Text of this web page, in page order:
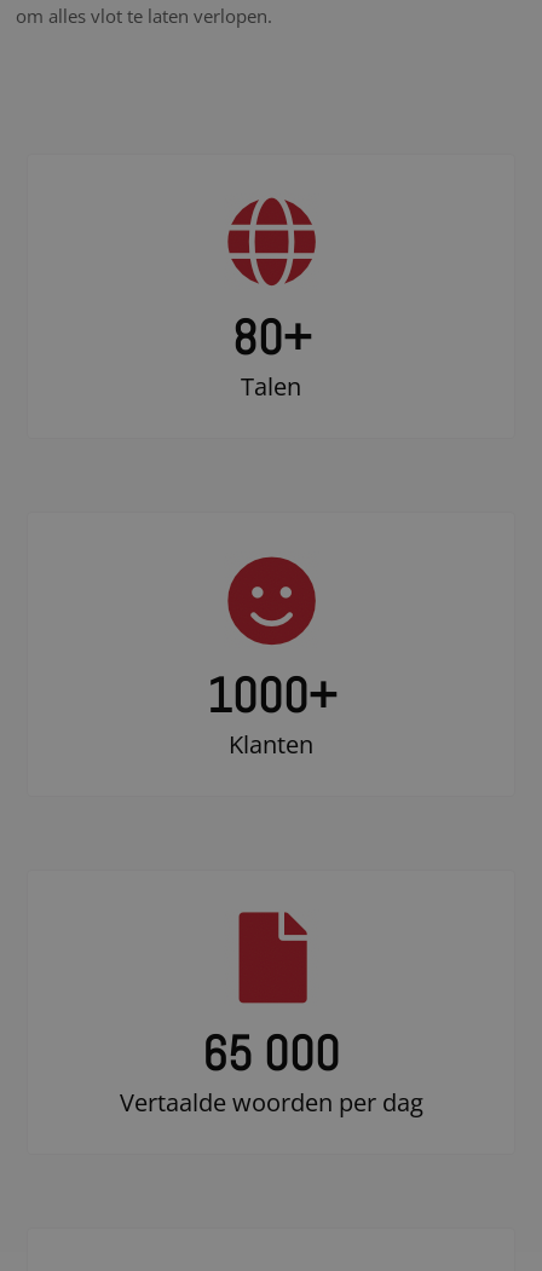
om alles vlot te laten verlopen.
80+
Talen
1000+
Klanten
65 000
Vertaalde woorden per dag